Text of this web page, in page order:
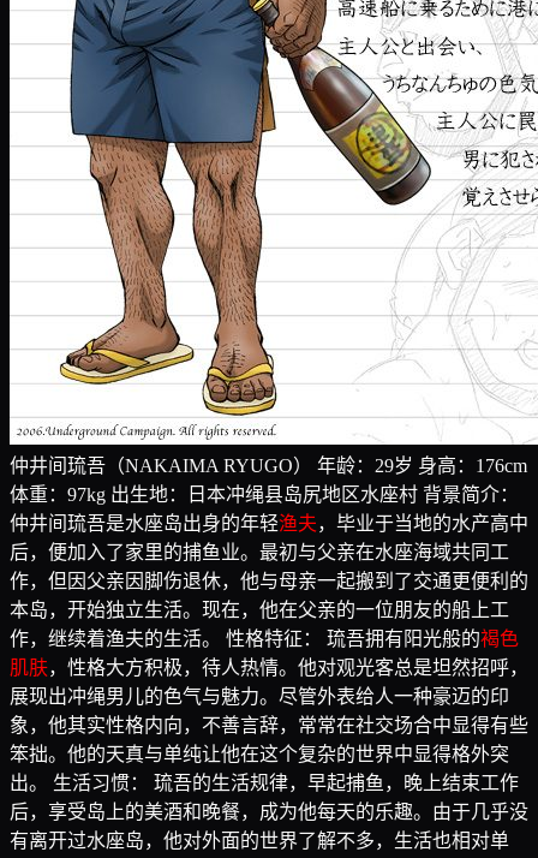
仲井间琉吾（NAKAIMA RYUGO） 年龄：29岁 身高：176cm
体重：97kg 出生地：日本冲绳县岛尻地区水座村 背景简介：
仲井间琉吾是水座岛出身的年轻渔夫，毕业于当地的水产高中
后，便加入了家里的捕鱼业。最初与父亲在水座海域共同工
作，但因父亲因脚伤退休，他与母亲一起搬到了交通更便利的
本岛，开始独立生活。现在，他在父亲的一位朋友的船上工
作，继续着渔夫的生活。 性格特征： 琉吾拥有阳光般的褐色
肌肤，性格大方积极，待人热情。他对观光客总是坦然招呼，
展现出冲绳男儿的色气与魅力。尽管外表给人一种豪迈的印
象，他其实性格内向，不善言辞，常常在社交场合中显得有些
笨拙。他的天真与单纯让他在这个复杂的世界中显得格外突
出。 生活习惯： 琉吾的生活规律，早起捕鱼，晚上结束工作
后，享受岛上的美酒和晚餐，成为他每天的乐趣。由于几乎没
有离开过水座岛，他对外面的世界了解不多，生活也相对单